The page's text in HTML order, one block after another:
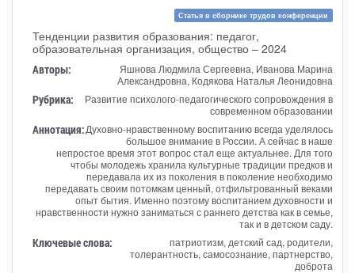
Статья в сборнике трудов конференции
Тенденции развития образования: педагог,
образовательная организация, общество – 2024
Авторы:
Яшнова Людмила Сергеевна, Иванова Марина
Александровна, Кодякова Наталья Леонидовна
Рубрика:
Развитие психолого-педагогического сопровождения в
современном образовании
Аннотация:Духовно-нравственному воспитанию всегда уделялось
большое внимание в России. А сейчас в наше
непростое время этот вопрос стал еще актуальнее. Для того
чтобы молодежь хранила культурные традиции предков и
передавала их из поколения в поколение необходимо
передавать своим потомкам ценный, отфильтрованный веками
опыт бытия. Именно поэтому воспитанием духовности и
нравственности нужно заниматься с раннего детства как в семье,
так и в детском саду.
Ключевые слова:
патриотизм, детский сад, родители,
толерантность, самосознание, партнерство,
доброта